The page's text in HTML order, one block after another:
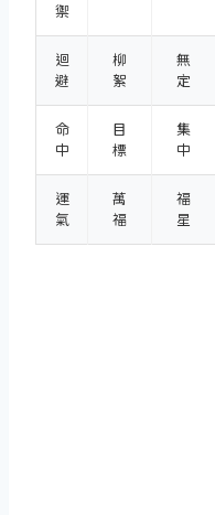
禦
迴
避
柳
絮
無
定
命
中
目
標
集
中
運
氣
萬
福
福
星